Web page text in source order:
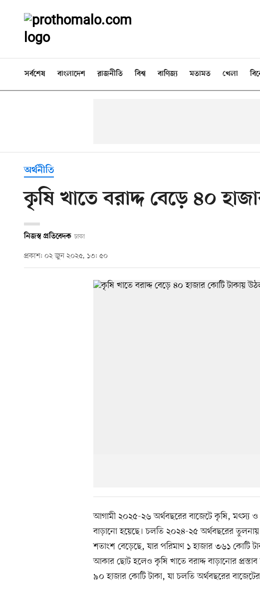
সর্বশেষ বাংলাদেশ রাজনীতি বিশ্ব বাণিজ্য মতামত খেলা
অর্থনীতি
কৃষি খাতে বরাদ্দ বেড়ে ৪০
নিজস্ব প্রতিবেদক ঢাকা
প্রকাশ: ০২ জুন ২০২৫, ১৩: ৫০
আগামী ২০২৫-২৬ অর্থবছরের বাজেটে কৃষি, মৎস্য ও
বাড়ানো হয়েছে। চলতি ২০২৪-২৫ অর্থবছরের
শতাংশ বেড়েছে, যার পরিমাণ ১ হাজার ৩৬১ কোটি
আকার ছোট হলেও কৃষি খাতে বরাদ্দ বাড়ানোর
৯০ হাজার কোটি টাকা, যা চলতি অর্থবছরের